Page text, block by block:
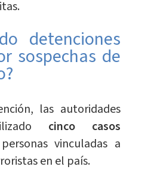
detenciones
sospechas de
las autoridades
cinco casos
vinculadas a
en el país.